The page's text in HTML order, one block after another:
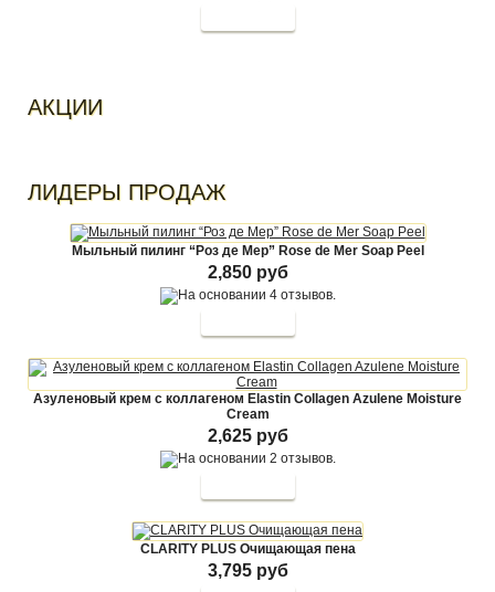
АКЦИИ
ЛИДЕРЫ ПРОДАЖ
Мыльный пилинг “Роз де Мер” Rose de Mer Soap Peel
2,850 руб
Азуленовый крем с коллагеном Elastin Collagen Azulene Moisture
Cream
2,625 руб
CLARITY PLUS Очищающая пена
3,795 руб